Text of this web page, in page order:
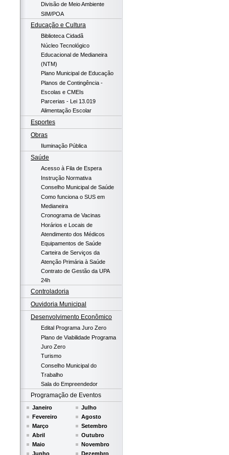
Divisão de Meio Ambiente
SIM/POA
Educação e Cultura
Biblioteca Cidadã
Núcleo Tecnológico
Educacional de Medianeira
(NTM)
Plano Municipal de Educação
Planos de Contingência -
Escolas e CMEIs
Parcerias - Lei 13.019
Alimentação Escolar
Esportes
Obras
Iluminação Pública
Saúde
Acesso à Fila de Espera
Instrução Normativa
Conselho Municipal de Saúde
Como funciona o SUS em
Medianeira
Cronograma de Vacinas
Horários e Locais de
Atendimento dos Médicos
Equipamentos de Saúde
Carteira de Serviços da
Atenção Primária à Saúde
Contrato de Gestão da UPA
24h
Controladoria
Ouvidoria Municipal
Desenvolvimento Econômico
Edital Programa Juro Zero
Plano de Viabilidade Programa
Juro Zero
Turismo
Conselho Municipal do
Trabalho
Sala do Empreendedor
Programação de Eventos
Janeiro
Fevereiro
Março
Abril
Maio
Junho
Julho
Agosto
Setembro
Outubro
Novembro
Dezembro